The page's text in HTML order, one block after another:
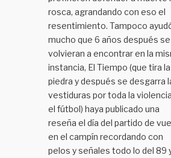
rosca, agrandando con eso el
resentimiento. Tampoco
mucho que 6 años después se
volvieran a encontrar en la
instancia, El Tiempo (que tira la
piedra y después se desgarra
vestiduras por toda la
el fútbol) haya publicado una
reseña el día del partido de
en el campín recordando con
pelos y señales todo lo del 89